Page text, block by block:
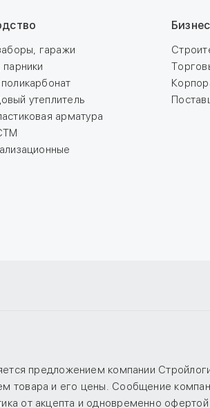
гаражи
утеплитель
арматура
предложением компании
товара и его цены. Сообщение
от акцепта и одновременно